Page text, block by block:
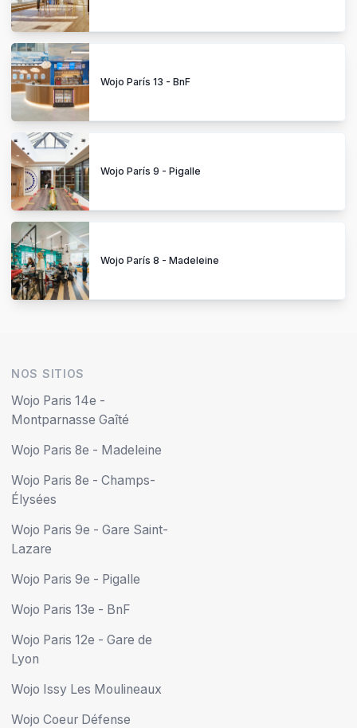
Wojo París 13 - BnF
Wojo París 9 - Pigalle
Wojo París 8 - Madeleine
NOS SITIOS
Wojo Paris 14e -
Montparnasse Gaîté
Wojo Paris 8e - Madeleine
Wojo Paris 8e - Champs-
Élysées
Wojo Paris 9e - Gare Saint-
Lazare
Wojo Paris 9e - Pigalle
Wojo Paris 13e - BnF
Wojo Paris 12e - Gare de
Lyon
Wojo Issy Les Moulineaux
Wojo Coeur Défense